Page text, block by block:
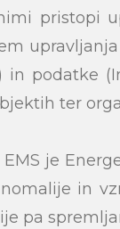
pristopi
in podatke
ter
je
in
pa